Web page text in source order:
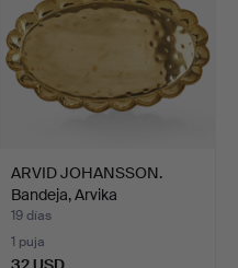
ARVID JOHANSSON.
Bandeja, Arvika
Konstsmid…
19 días
1 puja